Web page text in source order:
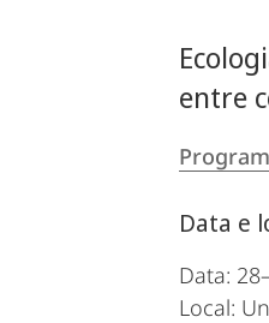
entre
Data e
Data:
Local: